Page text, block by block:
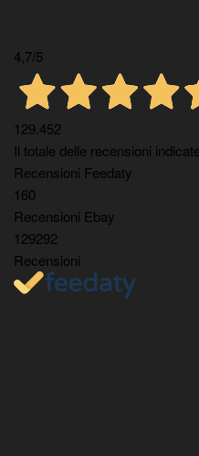
4,7/5
129.452
Il totale delle recensioni
Recensioni Feedaty
160
Recensioni Ebay
129292
Recensioni